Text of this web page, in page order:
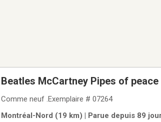
Beatles McCartney Pipes of peace
Comme neuf .Exemplaire # 07264
Montréal-Nord (19 km) | Parue depuis 89